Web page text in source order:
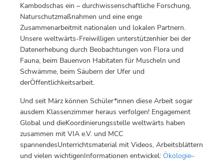
Kambodschas ein – durchwissenschaftliche Forschung,
Naturschutzmaßnahmen und eine enge
Zusammenarbeitmit nationalen und lokalen Partnern.
Unsere weltwärts-Freiwilligen unterstützenhier bei der
Datenerhebung durch Beobachtungen von Flora und
Fauna, beim Bauenvon Habitaten für Muscheln und
Schwämme, beim Säubern der Ufer und
derÖffentlichkeitsarbeit.
Und seit März können Schüler*innen diese Arbeit sogar
ausdem Klassenzimmer heraus verfolgen! Engagement
Global und dieKoordinierungsstelle weltwärts haben
zusammen mit VIA e.V. und MCC
spannendesUnterrichtsmaterial mit Videos, Arbeitsblättern
und vielen wichtigenInformationen entwickel: Ökologie–